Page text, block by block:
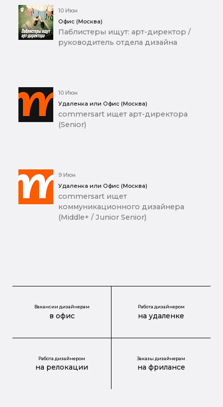
10 Июн
Офис (Москва)
Паблистеры ищут: арт-директор /
руководитель отдела дизайна
10 Июн
Удаленка или Офис (Москва)
commersart ищет арт-директора
(Senior)
9 Июн
Удаленка или Офис (Москва)
commersart ищет
коммуникационного дизайнера
(Middle+ / Junior Senior)
Вакансии дизайнерам
в офис
Работа дизайнером
на удаленке
Работа дизайнером
на релокации
Заказы дизайнерам
на фрилансе